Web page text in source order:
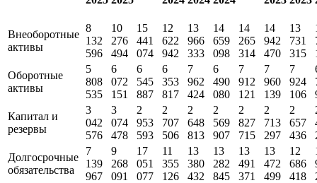
Внеоборотные
активы
8
132
596
10
276
494
15
441
074
12
622
942
13
966
333
14
659
098
14
265
314
14
942
470
13
731
315
Оборотные
активы
5
808
535
6
072
151
6
545
887
6
353
817
7
962
424
6
490
080
7
912
121
7
960
139
7
924
106
Капитал и
резервы
3
042
576
3
074
478
2
953
593
2
707
506
2
648
813
2
569
907
2
827
715
2
713
297
2
657
436
Долгосрочные
обязательства
7
139
967
9
268
091
17
051
077
11
355
126
13
380
432
13
282
845
13
491
371
13
472
499
12
686
418